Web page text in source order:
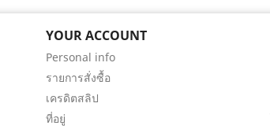
YOUR ACCOUNT
Personal info
รายการสั่งซื้อ
เครดิตสลิป
ที่อยู่